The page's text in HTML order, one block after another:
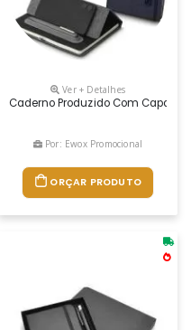
A5 Com Elástico, Caneta
Ver + Detalhes
Caderno Produzido Com Capa
Por: Ewox Promocional
ORÇAR PRODUTO